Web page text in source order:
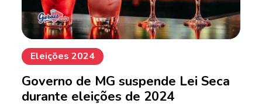
Eleições 2024
Governo de MG suspende Lei Seca
durante eleições de 2024